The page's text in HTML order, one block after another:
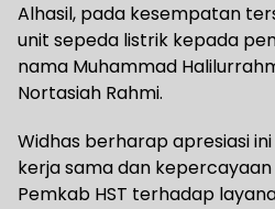
Alhasil, pada kesempatan
unit sepeda listrik kepada
nama Muhammad
Nortasiah Rahmi.
Widhas berharap apresiasi
kerja sama dan kepercayaan
Pemkab HST terhadap